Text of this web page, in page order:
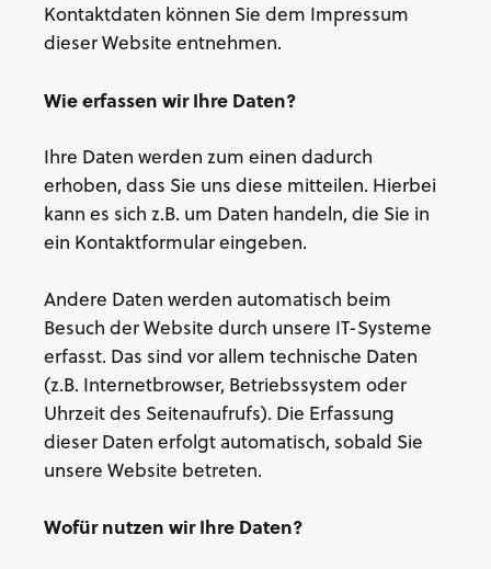
Kontaktdaten können Sie dem Impressum
dieser Website entnehmen.
Wie erfassen wir Ihre Daten?
Ihre Daten werden zum einen dadurch
erhoben, dass Sie uns diese mitteilen. Hierbei
kann es sich z.B. um Daten handeln, die Sie in
ein Kontaktformular eingeben.
Andere Daten werden automatisch beim
Besuch der Website durch unsere IT-Systeme
erfasst. Das sind vor allem technische Daten
(z.B. Internetbrowser, Betriebssystem oder
Uhrzeit des Seitenaufrufs). Die Erfassung
dieser Daten erfolgt automatisch, sobald Sie
unsere Website betreten.
Wofür nutzen wir Ihre Daten?